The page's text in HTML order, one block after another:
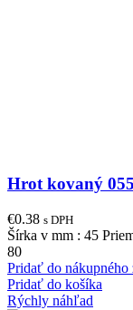
Hrot kovaný
€0.38 s DPH
Šírka v mm : 45
80
Pridať do nákupného
Pridať do košíka
Rýchly náhľad